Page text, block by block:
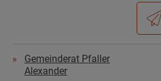
Gemeinderat Pfaller
Alexander